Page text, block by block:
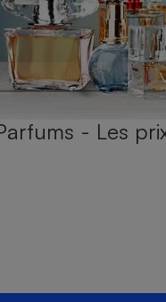
- Les